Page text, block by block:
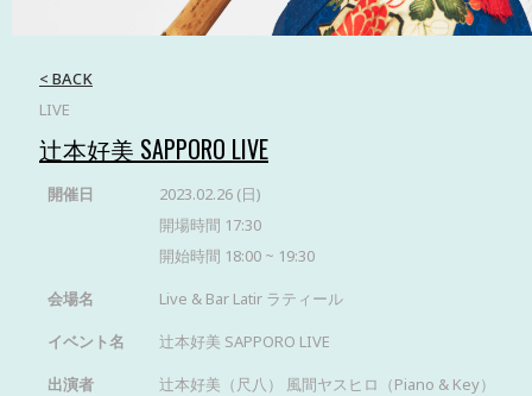
< BACK
LIVE
辻本好美 SAPPORO LIVE
開催日
2023.02.26 (日)
開場時間 17:30
開始時間 18:00 ~ 19:30
会場名
Live & Bar Latir ラティール
イベント名
辻本好美 SAPPORO LIVE
出演者
辻本好美（尺八） 風間ヤスヒロ（Piano & Key）